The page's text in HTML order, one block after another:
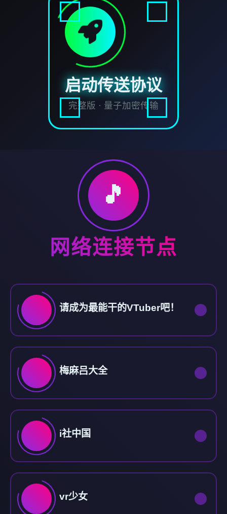
启动传送协议
完整版 · 量子加密传输
🎵
网络连接节点
请成为最能干的VTuber吧！
梅麻吕大全
i社中国
vr少女